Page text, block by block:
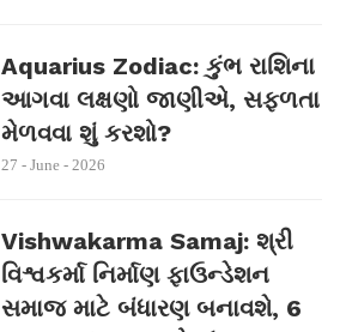
Aquarius Zodiac: કુંભ રાશિના
આગવા લક્ષણો જાણીએ, સફળતા
મેળવવા શું કરશો?
27 - June - 2026
Vishwakarma Samaj: શ્રી
વિશ્વકર્મા નિર્માણ ફાઉન્ડેશન
સમાજ માટે બંધારણ બનાવશે, 6